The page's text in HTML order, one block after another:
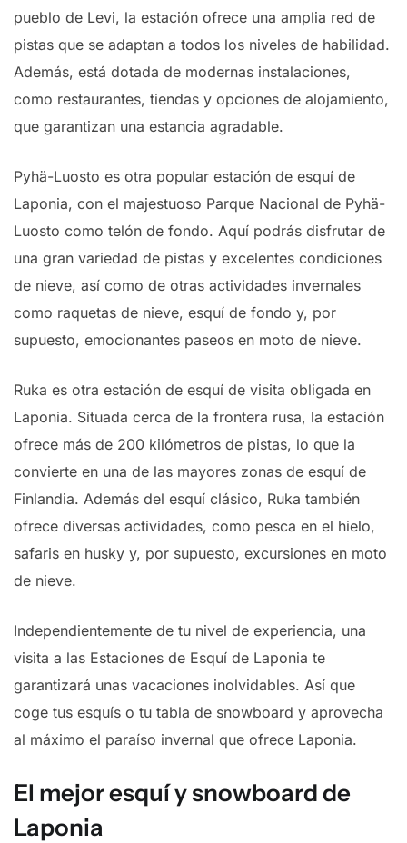
pueblo de Levi, la estación ofrece una amplia red de
pistas que se adaptan a todos los niveles de habilidad.
Además, está dotada de modernas instalaciones,
como restaurantes, tiendas y opciones de alojamiento,
que garantizan una estancia agradable.
Pyhä-Luosto es otra popular estación de esquí de
Laponia, con el majestuoso Parque Nacional de Pyhä-
Luosto como telón de fondo. Aquí podrás disfrutar de
una gran variedad de pistas y excelentes condiciones
de nieve, así como de otras actividades invernales
como raquetas de nieve, esquí de fondo y, por
supuesto, emocionantes paseos en moto de nieve.
Ruka es otra estación de esquí de visita obligada en
Laponia. Situada cerca de la frontera rusa, la estación
ofrece más de 200 kilómetros de pistas, lo que la
convierte en una de las mayores zonas de esquí de
Finlandia. Además del esquí clásico, Ruka también
ofrece diversas actividades, como pesca en el hielo,
safaris en husky y, por supuesto, excursiones en moto
de nieve.
Independientemente de tu nivel de experiencia, una
visita a las Estaciones de Esquí de Laponia te
garantizará unas vacaciones inolvidables. Así que
coge tus esquís o tu tabla de snowboard y aprovecha
al máximo el paraíso invernal que ofrece Laponia.
El mejor esquí y snowboard de
Laponia